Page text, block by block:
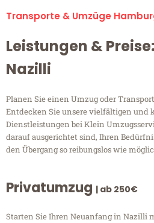
Transporte & Umzüge
Leistungen &
Nazilli
Planen Sie einen Umzug oder
Entdecken Sie unsere vielfältigen und
Dienstleistungen bei Klein
darauf ausgerichtet sind, Ihren
den Übergang so reibungslos wie
Privatumzug | ab 250€
Starten Sie Ihren Neuanfang in Nazilli